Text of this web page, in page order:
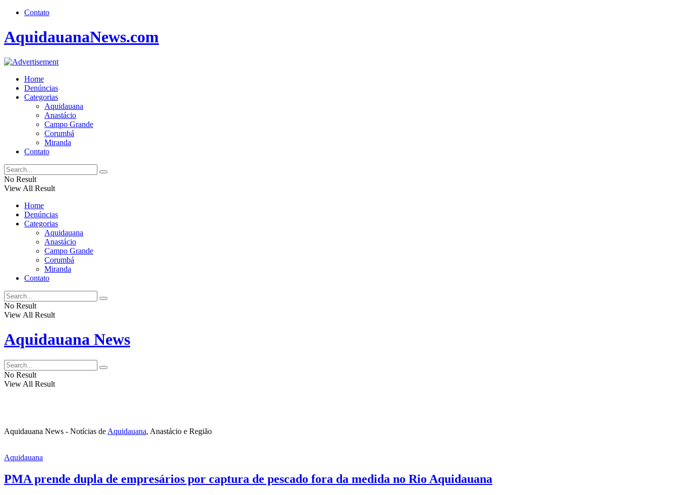
Contato
AquidauanaNews.com
Home
Denúncias
Categorias
Aquidauana
Anastácio
Campo Grande
Corumbá
Miranda
Contato
No Result
View All Result
Home
Denúncias
Categorias
Aquidauana
Anastácio
Campo Grande
Corumbá
Miranda
Contato
No Result
View All Result
Aquidauana News
No Result
View All Result
Aquidauana News - Notícias de Aquidauana, Anastácio e Região
Aquidauana
PMA prende dupla de empresários por captura de pescado fora da medida no Rio Aquidauana